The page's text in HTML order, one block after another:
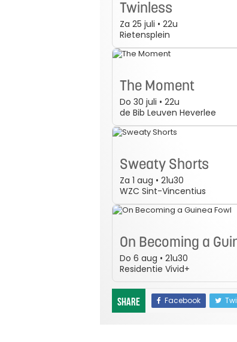
Twinless
Za 25 juli • 22u
Rietensplein
The Moment
Do 30 juli • 22u
de Bib Leuven Heverlee
Sweaty Shorts
Za 1 aug • 21u30
WZC Sint-Vincentius
On Becoming a
Do 6 aug • 21u30
Residentie Vivid+
Share Facebook